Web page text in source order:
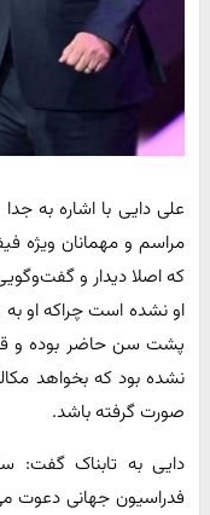
علی دایی با اشاره به
مراسم و مهمانان ویژه
که اصلا دیدار و
او نشده است چراکه او
پشت سن حاضر بوده و
نشده بود که بخواهد
صورت گرفته باشد.
دایی به تابناک گفت:
فدراسیون جهانی دعوت